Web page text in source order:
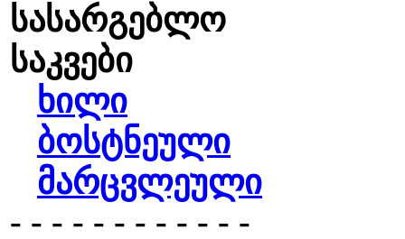
სასარგებლო
საკვები
ხილი
ბოსტნეული
მარცვლეული
- - - - - - - - - - - -